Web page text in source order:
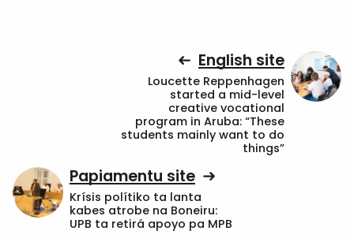
English site
Loucette Reppenhagen
started a mid-level
creative vocational
program in Aruba: “These
students mainly want to do
things”
Papiamentu site
Krísis polítiko ta lanta
kabes atrobe na Boneiru:
UPB ta retirá apoyo pa MPB